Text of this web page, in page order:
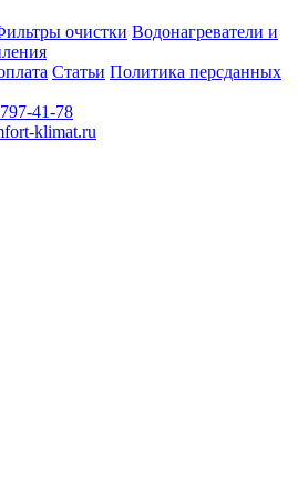
очистки Водонагреватели и
Статьи Политика персданных
41-78
klimat.ru